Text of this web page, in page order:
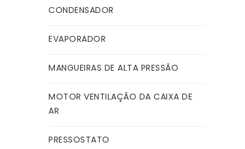
CONDENSADOR
EVAPORADOR
MANGUEIRAS DE ALTA PRESSÃO
MOTOR VENTILAÇÃO DA CAIXA DE
AR
PRESSOSTATO